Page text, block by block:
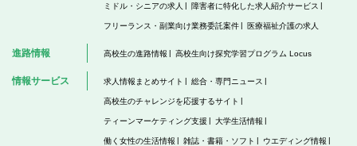
ミドル・シニアの求人 障害者に特化した求人紹介サービス
フリーランス・副業向け業務委託案件 医療福祉介護の求人
進路情報 高校生の進路情報 高校生向け探究学習プログラム Locus
情報サービス 求人情報まとめサイト 総合・専門ニュース
高校生のチャレンジを応援するサイト
ティーンマーケティング支援 大学生活情報
働く女性の生活情報 雑誌・書籍・ソフト ウエディング情報